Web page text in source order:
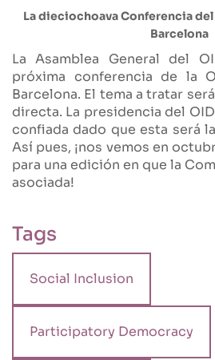
La dieciochoava Conferencia del
Barcelona
La Asamblea General del
próxima conferencia de la
Barcelona. El tema a tratar
directa. La presidencia del
confiada dado que esta será
Así pues, ¡nos vemos en
para una edición en que la
asociada!
Tags
Social Inclusion
Participatory Democracy